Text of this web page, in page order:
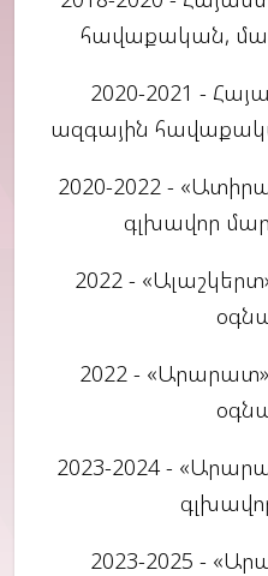
հավաքական,
2020-2021 -
ազգային
2020-2022 -
գլխավոր
2022 -
2022 -
2023-2024 -
2023-2025 -